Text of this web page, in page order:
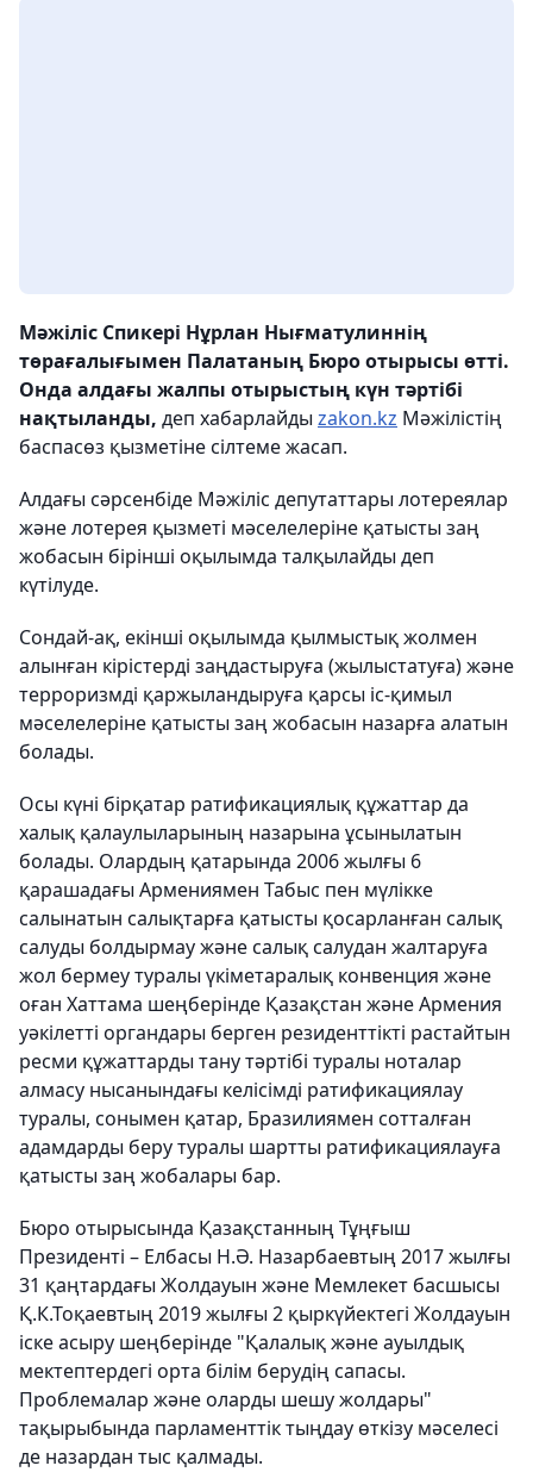
Мәжіліс Спикері Нұрлан Нығматулиннің
төрағалығымен Палатаның Бюро отырысы өтті.
Онда алдағы жалпы отырыстың күн тәртібі
нақтыланды, деп хабарлайды zakon.kz Мәжілістің
баспасөз қызметіне сілтеме жасап.
Алдағы сәрсенбіде Мәжіліс депутаттары лотереялар
және лотерея қызметі мәселелеріне қатысты заң
жобасын бірінші оқылымда талқылайды деп
күтілуде.
Сондай-ақ, екінші оқылымда қылмыстық жолмен
алынған кірістерді заңдастыруға (жылыстатуға) және
терроризмді қаржыландыруға қарсы іс-қимыл
мәселелеріне қатысты заң жобасын назарға алатын
болады.
Осы күні бірқатар ратификациялық құжаттар да
халық қалаулыларының назарына ұсынылатын
болады. Олардың қатарында 2006 жылғы 6
қарашадағы Армениямен Табыс пен мүлікке
салынатын салықтарға қатысты қосарланған салық
салуды болдырмау және салық салудан жалтаруға
жол бермеу туралы үкіметаралық конвенция және
оған Хаттама шеңберінде Қазақстан және Армения
уәкілетті органдары берген резиденттікті растайтын
ресми құжаттарды тану тәртібі туралы ноталар
алмасу нысанындағы келісімді ратификациялау
туралы, сонымен қатар, Бразилиямен сотталған
адамдарды беру туралы шартты ратификациялауға
қатысты заң жобалары бар.
Бюро отырысында Қазақстанның Тұңғыш
Президенті – Елбасы Н.Ә. Назарбаевтың 2017 жылғы
31 қаңтардағы Жолдауын және Мемлекет басшысы
Қ.К.Тоқаевтың 2019 жылғы 2 қыркүйектегі Жолдауын
іске асыру шеңберінде "Қалалық және ауылдық
мектептердегі орта білім берудің сапасы.
Проблемалар және оларды шешу жолдары"
тақырыбында парламенттік тыңдау өткізу мәселесі
де назардан тыс қалмады.